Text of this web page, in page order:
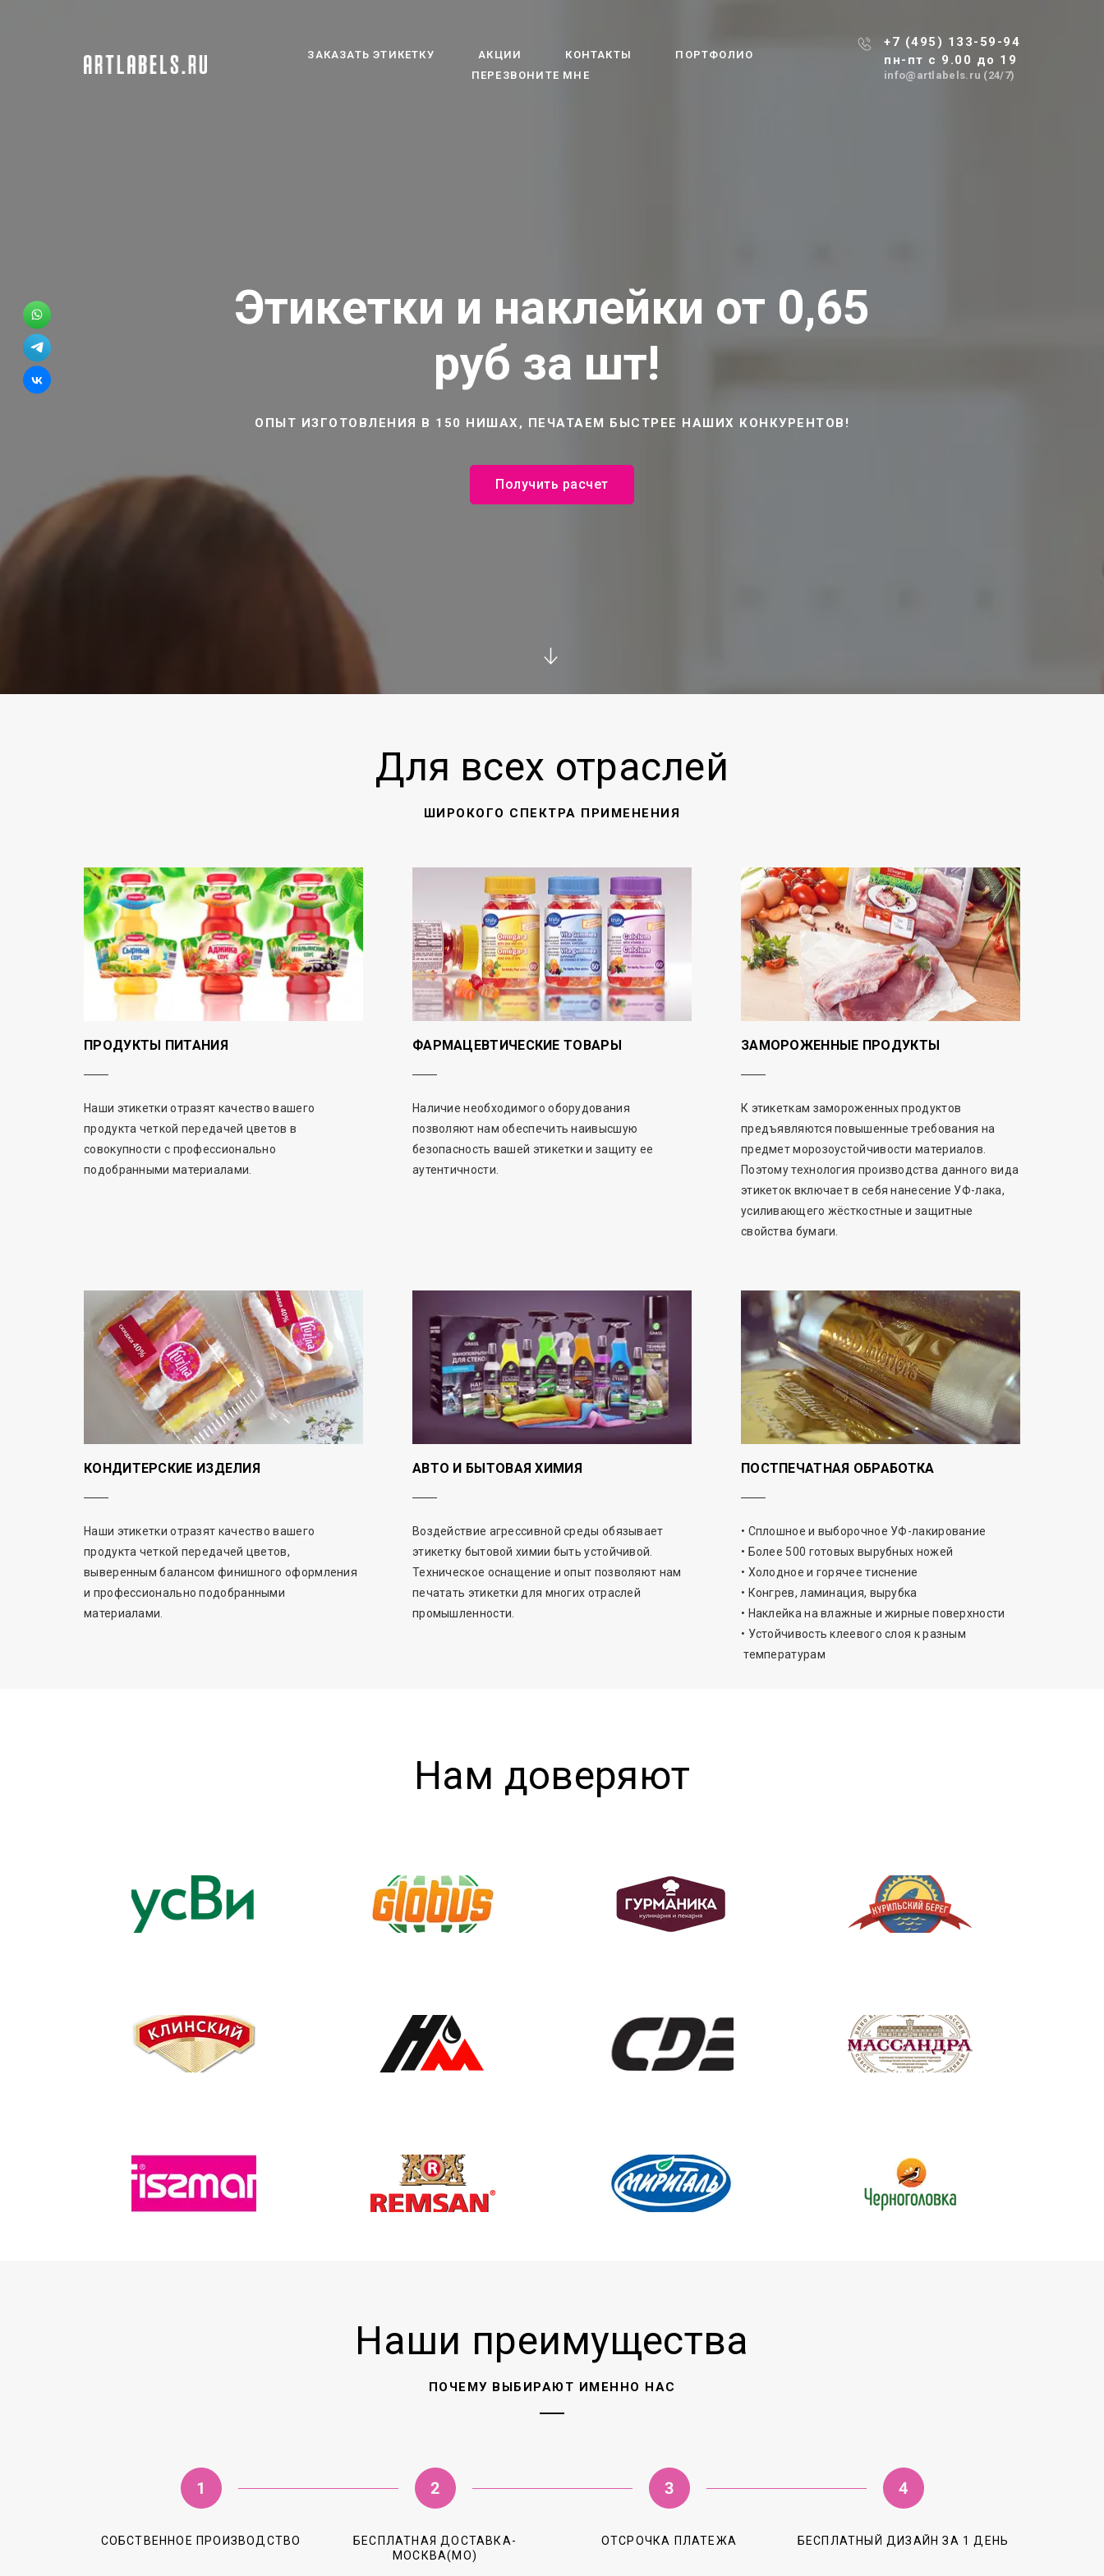
ЗАКАЗАТЬ ЭТИКЕТКУ АКЦИИ КОНТАКТЫ
ПОРТФОЛИО
ПЕРЕЗВОНИТЕ МНЕ
+7 (495) 133-59-94
пн-пт с 9.00 до 19
info@artlabels.ru (24/7)
Этикетки и наклейки от 0,65
руб за шт!
ОПЫТ ИЗГОТОВЛЕНИЯ В 150 НИШАХ, ПЕЧАТАЕМ БЫСТРЕЕ НАШИХ КОНКУРЕНТОВ!
Получить расчет
Для всех отраслей
ШИРОКОГО СПЕКТРА ПРИМЕНЕНИЯ
ПРОДУКТЫ ПИТАНИЯ
Наши этикетки отразят качество вашего
продукта четкой передачей цветов в
совокупности с профессионально
подобранными материалами.
ФАРМАЦЕВТИЧЕСКИЕ ТОВАРЫ
Наличие необходимого оборудования
позволяют нам обеспечить наивысшую
безопасность вашей этикетки и защиту ее
аутентичности.
ЗАМОРОЖЕННЫЕ ПРОДУКТЫ
К этикеткам замороженных продуктов
предъявляются повышенные требования на
предмет морозоустойчивости материалов.
Поэтому технология производства данного вида
этикеток включает в себя нанесение УФ-лака,
усиливающего жёсткостные и защитные
свойства бумаги.
КОНДИТЕРСКИЕ ИЗДЕЛИЯ
Наши этикетки отразят качество вашего
продукта четкой передачей цветов,
выверенным балансом финишного оформления
и профессионально подобранными
материалами.
АВТО И БЫТОВАЯ ХИМИЯ
Воздействие агрессивной среды обязывает
этикетку бытовой химии быть устойчивой.
Техническое оснащение и опыт позволяют нам
печатать этикетки для многих отраслей
промышленности.
ПОСТПЕЧАТНАЯ ОБРАБОТКА
• Сплошное и выборочное УФ-лакирование
• Более 500 готовых вырубных ножей
• Холодное и горячее тиснение
• Конгрев, ламинация, вырубка
• Наклейка на влажные и жирные поверхности
• Устойчивость клеевого слоя к разным
температурам
Нам доверяют
Наши преимущества
ПОЧЕМУ ВЫБИРАЮТ ИМЕННО НАС
СОБСТВЕННОЕ ПРОИЗВОДСТВО
БЕСПЛАТНАЯ ДОСТАВКА-
МОСКВА(МО)
ОТСРОЧКА ПЛАТЕЖА БЕСПЛАТНЫЙ ДИЗАЙН ЗА 1 ДЕНЬ